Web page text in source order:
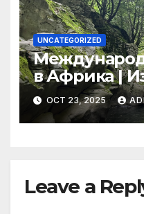
UNCATEGORIZED
в Африка |
агенция за
малките и
OCT 23, 2025
Leave a